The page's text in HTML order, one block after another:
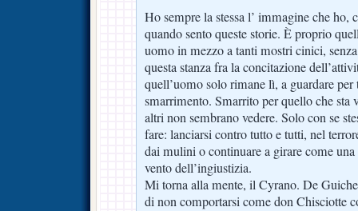
Ho sempre la stessa l’ immagine che ho,
quando sento queste storie. È proprio
uomo in mezzo a tanti mostri cinici,
questa stanza fra la concitazione
quell’uomo solo rimane lì, a guardare
smarrimento. Smarrito per quello che sta
altri non sembrano vedere. Solo con se
fare: lanciarsi contro tutto e tutti, nel
dai mulini o continuare a girare come
vento dell’ingiustizia.
Mi torna alla mente, il Cyrano. De
di non comportarsi come don Chisciotte